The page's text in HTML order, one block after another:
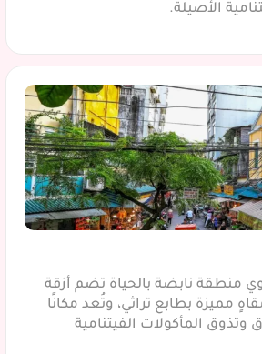
الأصيلة.
منطقة نابضة بالحياة تضم أزقة
مميزة بطابع تراثي، وتُعد مكانًا
وتذوق المأكولات الفيتنامية